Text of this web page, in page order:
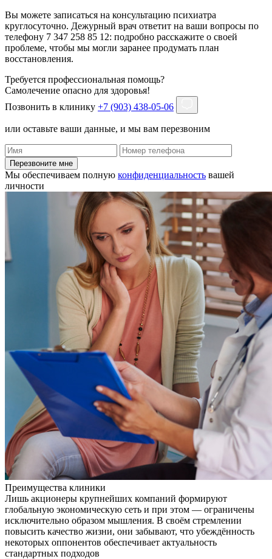
Вы можете записаться на консультацию психиатра
круглосуточно. Дежурный врач ответит на ваши вопросы по
телефону 7 347 258 85 12: подробно расскажите о своей
проблеме, чтобы мы могли заранее продумать план
восстановления.
Требуется профессиональная помощь?
Самолечение опасно для здоровья!
Позвонить в клинику +7 (903) 438-05-06
или оставьте ваши данные, и мы вам перезвоним
Перезвоните мне
Мы обеспечиваем полную конфиденциальность вашей
личности
Преимущества клиники
Лишь акционеры крупнейших компаний формируют
глобальную экономическую сеть и при этом — ограничены
исключительно образом мышления. В своём стремлении
повысить качество жизни, они забывают, что убеждённость
некоторых оппонентов обеспечивает актуальность
стандартных подходов